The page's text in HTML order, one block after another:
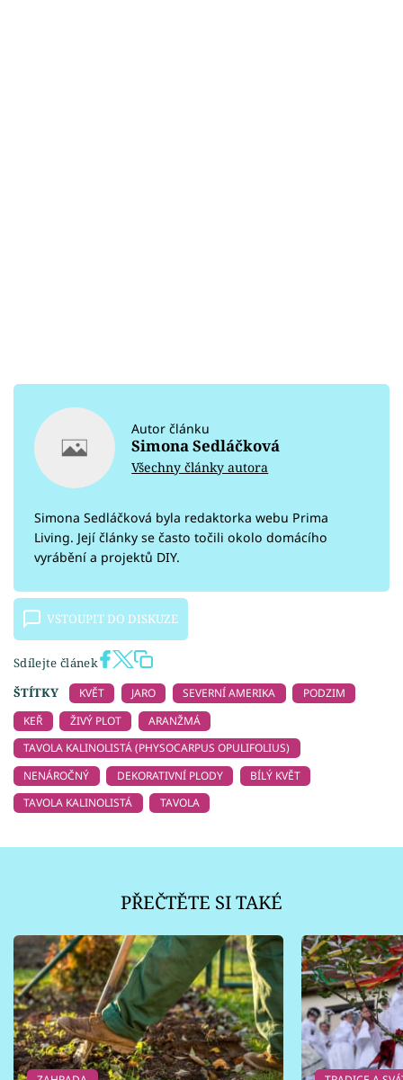
Autor článku
Simona Sedláčková
Všechny články autora
Simona Sedláčková byla redaktorka webu Prima
Living. Její články se často točili okolo domácího
vyrábění a projektů DIY.
VSTOUPIT DO DISKUZE
Sdílejte článek
ŠTÍTKY
KVĚT JARO SEVERNÍ AMERIKA
PODZIM
KEŘ
ŽIVÝ PLOT
ARANŽMÁ
TAVOLA KALINOLISTÁ (PHYSOCARPUS OPULIFOLIUS)
NENÁROČNÝ
DEKORATIVNÍ PLODY
BÍLÝ KVĚT
TAVOLA KALINOLISTÁ
TAVOLA
PŘEČTĚTE SI TAKÉ